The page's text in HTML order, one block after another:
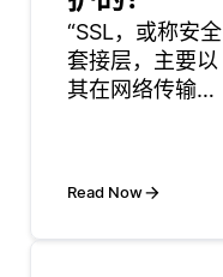
“SSL，或称安全
套接层，主要以
其在网络传输过
性维护的背景
下，其重要性在
Read Now